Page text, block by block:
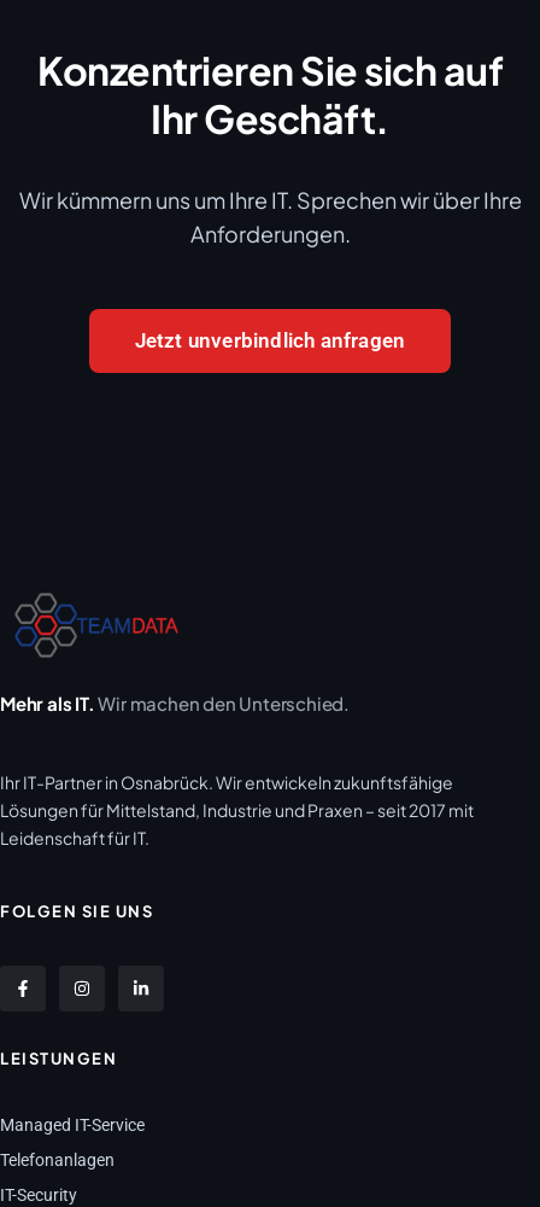
Konzentrieren Sie sich auf
Ihr Geschäft.
Wir kümmern uns um Ihre IT. Sprechen wir über Ihre
Anforderungen.
Jetzt unverbindlich anfragen
Mehr als IT. Wir machen den Unterschied.
Ihr IT-Partner in Osnabrück. Wir entwickeln zukunftsfähige
Lösungen für Mittelstand, Industrie und Praxen – seit 2017 mit
Leidenschaft für IT.
FOLGEN SIE UNS
LEISTUNGEN
Managed IT-Service
Telefonanlagen
IT-Security